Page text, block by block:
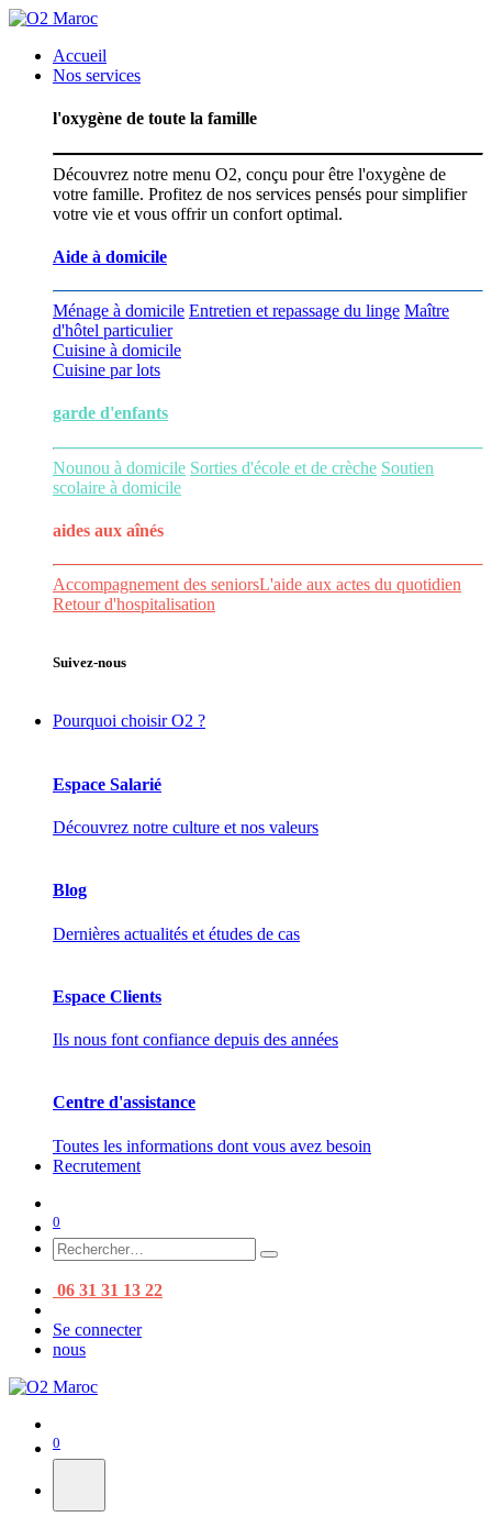
Accueil
Nos services
l'oxygène de toute la famille
Découvrez notre menu O2, conçu pour être l'oxygène de
votre famille. Profitez de nos services pensés pour simplifier
votre vie et vous offrir un confort optimal.
Aide à domicile
Ménage à domicile Entretien et repassage du linge Maître
d'hôtel particulier
Cuisine à domicile
Cuisine par lots
garde d'enfants
Nounou à domicile Sorties d'école et de crèche Soutien
scolaire à domicile
aides aux aînés
Accompagnement des seniorsL'aide aux actes du quotidien
Retour d'hospitalisation
Suivez-nous
Pourquoi choisir O2 ?
Espace Salarié
Découvrez notre culture et nos valeurs
Blog
Dernières actualités et études de cas
Espace Clients
Ils nous font confiance depuis des années
Centre d'assistance
Toutes les informations dont vous avez besoin
Recrutement
0
06 31 31 13 22
Se connecter
nous
0